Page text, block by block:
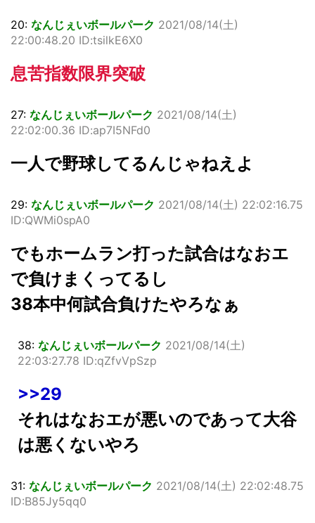
20: なんじぇいボールパーク 2021/08/14(土)
22:00:48.20 ID:tsilkE6X0
息苦指数限界突破
27: なんじぇいボールパーク 2021/08/14(土)
22:02:00.36 ID:ap7I5NFd0
一人で野球してるんじゃねえよ
29: なんじぇいボールパーク 2021/08/14(土) 22:02:16.75
ID:QWMi0spA0
でもホームラン打った試合はなおエ
で負けまくってるし
38本中何試合負けたやろなぁ
38: なんじぇいボールパーク 2021/08/14(土)
22:03:27.78 ID:qZfvVpSzp
>>29
それはなおエが悪いのであって大谷
は悪くないやろ
31: なんじぇいボールパーク 2021/08/14(土) 22:02:48.75
ID:B85Jy5qq0